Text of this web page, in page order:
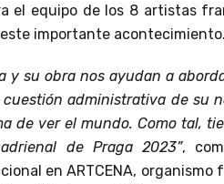
el equipo de los 8 artistas
importante acontecimiento.
y su obra nos ayudan a
administrativa de su
de ver el mundo. Como tal,
de Praga 2023”,
en ARTCENA,